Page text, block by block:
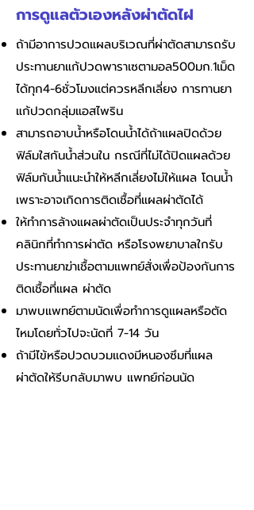
การดูแลตัวเองหลังผ่าตัดไฝ
ถ้ามีอาการปวดแผลบริเวณที่ผ่าตัดสามารถรับ
ประทานยาแก้ปวดพาราเซตามอล500มก.1เม็ด
ได้ทุก4-6ชั่วโมงแต่ควรหลีกเลี่ยง การทานยา
แก้ปวดกลุ่มแอสไพริน
สามารถอาบน้ำหรือโดนน้ำได้ถ้าแผลปิดด้วย
ฟิล์มใสกันน้ำส่วนใน กรณีที่ไม่ได้ปิดแผลด้วย
ฟิล์มกันน้ำแนะนำให้หลีกเลี่ยงไม่ให้แผล โดนน้ำ
เพราะอาจเกิดการติดเชื้อที่แผลผ่าตัดได้
ให้ทำการล้างแผลผ่าตัดเป็นประจำทุกวันที่
คลินิกที่ทำการผ่าตัด หรือโรงพยาบาลใกรับ
ประทานยาฆ่าเชื้อตามแพทย์สั่งเพื่อป้องกันการ
ติดเชื้อที่แผล ผ่าตัด
มาพบแพทย์ตามนัดเพื่อทำการดูแผลหรือตัด
ไหมโดยทั่วไปจะนัดที่ 7-14 วัน
ถ้ามีไข้หรือปวดบวมแดงมีหนองซึมที่แผล
ผ่าตัดให้รีบกลับมาพบ แพทย์ก่อนนัด